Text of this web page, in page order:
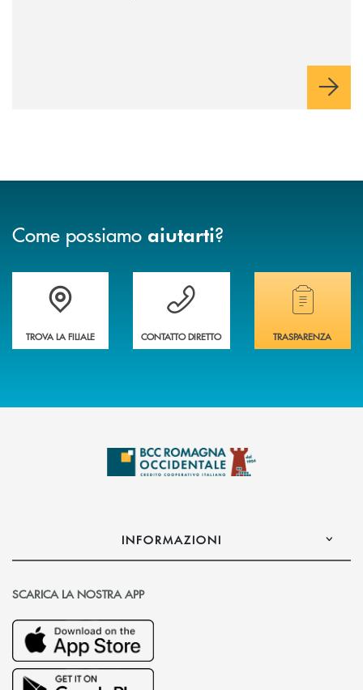
Come possiamo aiutarti?
Accedi all' elenco completo delle filiali della banca.
TROVA LA FILIALE
Hai bisogno di assistenza immediata?
CONTATTO DIRETTO
Hai bisogno di
TRASPARENZA
INFORMAZIONI
SCARICA LA NOSTRA APP